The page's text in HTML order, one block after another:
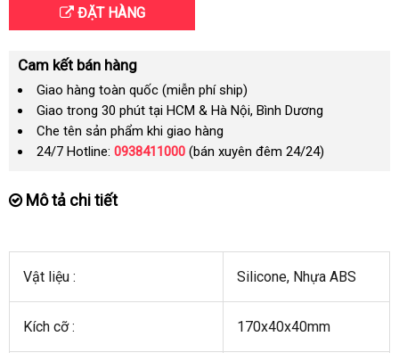
ĐẶT HÀNG
Cam kết bán hàng
Giao hàng toàn quốc (miễn phí ship)
Giao trong 30 phút tại HCM & Hà Nội, Bình Dương
Che tên sản phẩm khi giao hàng
24/7 Hotline: 0938411000 (bán xuyên đêm 24/24)
Mô tả chi tiết
Vật liệu : Siliconecửa
hàng
, Nhựa ABS
Kích cỡ : 170x40x40mm